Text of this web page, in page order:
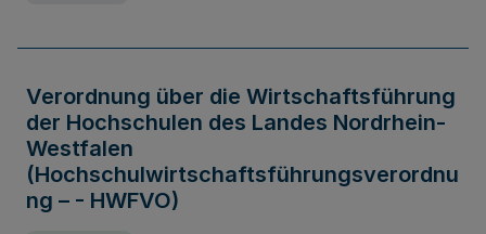
Verordnung über die Wirtschaftsführung
der Hochschulen des Landes Nordrhein-
Westfalen
(Hochschulwirtschaftsführungsverordnu
ng – - HWFVO)